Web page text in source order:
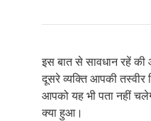
इस बात से सावधान रहें
दूसरे व्यक्ति आपकी तस्वीर
आपको यह भी पता नहीं
क्या हुआ।